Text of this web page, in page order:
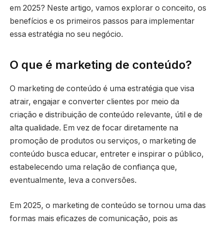
em 2025? Neste artigo, vamos explorar o conceito, os
benefícios e os primeiros passos para implementar
essa estratégia no seu negócio.
O que é marketing de conteúdo?
O marketing de conteúdo é uma estratégia que visa
atrair, engajar e converter clientes por meio da
criação e distribuição de conteúdo relevante, útil e de
alta qualidade. Em vez de focar diretamente na
promoção de produtos ou serviços, o marketing de
conteúdo busca educar, entreter e inspirar o público,
estabelecendo uma relação de confiança que,
eventualmente, leva a conversões.
Em 2025, o marketing de conteúdo se tornou uma das
formas mais eficazes de comunicação, pois as